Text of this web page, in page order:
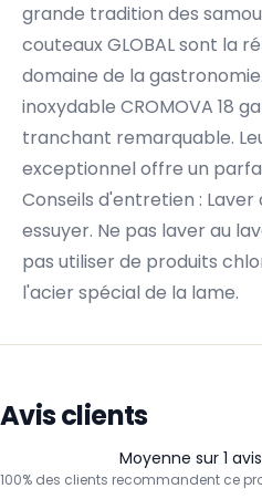
grande tradition des
couteaux GLOBAL sont la
domaine de la
inoxydable CROMOVA 18
tranchant remarquable.
exceptionnel offre un
Conseils d'entretien :
essuyer. Ne pas laver au
pas utiliser de produits
l'acier spécial de la lame.
Avis clients
Moyenne sur 1 avis
100% des clients recommandent ce